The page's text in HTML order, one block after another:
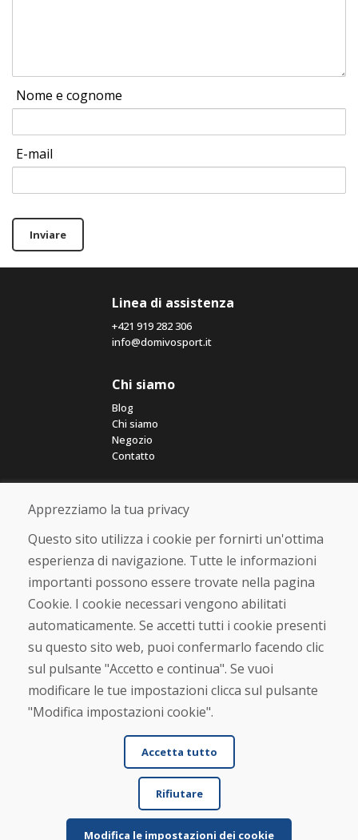
Nome e cognome
E-mail
Inviare
Linea di assistenza
+421 919 282 306
info@domivosport.it
Chi siamo
Blog
Chi siamo
Negozio
Contatto
Negozio online
Termini e condizioni commerciali
Spedizione e pagamento
Rimostranza
Reso e cambio merce
Protezione dei dati personali
Cookies
Verificato dai clienti
★★★★★
© DOMIVOSPORT 2026, tutti i diritti riservati
Apprezziamo la tua privacy
Questo sito utilizza i cookie per fornirti un'ottima
esperienza di navigazione. Tutte le informazioni
importanti possono essere trovate nella pagina
Cookie. I cookie necessari vengono abilitati
automaticamente. Se accetti tutti i cookie presenti
su questo sito web, puoi confermarlo facendo clic
sul pulsante "Accetto e continua". Se vuoi
modificare le tue impostazioni clicca sul pulsante
"Modifica impostazioni cookie".
Accetta tutto
Rifiutare
Modifica le impostazioni dei cookie